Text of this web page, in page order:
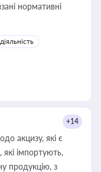
нормативні
+14
акцизу, які є
імпортують,
продукцію, з